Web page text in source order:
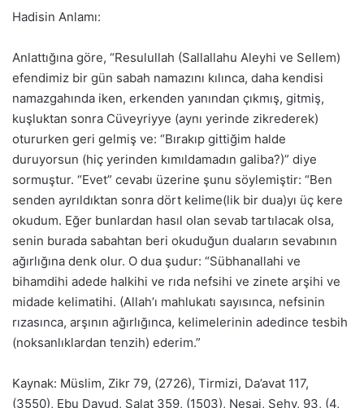
Hadisin Anlamı:
Anlattığına göre, “Resulullah (Sallallahu Aleyhi ve Sellem)
efendimiz bir gün sabah namazını kılınca, daha kendisi
namazgahında iken, erkenden yanından çıkmış, gitmiş,
kuşluktan sonra Cüveyriyye (aynı yerinde zikrederek)
otururken geri gelmiş ve: “Bırakıp gittiğim halde
duruyorsun (hiç yerinden kımıldamadın galiba?)” diye
sormuştur. “Evet” cevabı üzerine şunu söylemiştir: “Ben
senden ayrıldıktan sonra dört kelime(lik bir dua)yı üç kere
okudum. Eğer bunlardan hasıl olan sevab tartılacak olsa,
senin burada sabahtan beri okuduğun duaların sevabının
ağırlığına denk olur. O dua şudur: “Sübhanallahi ve
bihamdihi adede halkihi ve rıda nefsihi ve zinete arşihi ve
midade kelimatihi. (Allah’ı mahlukatı sayısınca, nefsinin
rızasınca, arşının ağırlığınca, kelimelerinin adedince tesbih
(noksanlıklardan tenzih) ederim.”
Kaynak: Müslim, Zikr 79, (2726), Tirmizi, Da’avat 117,
(3550), Ebu Davud, Salat 359, (1503), Nesai, Sehv, 93, (4,